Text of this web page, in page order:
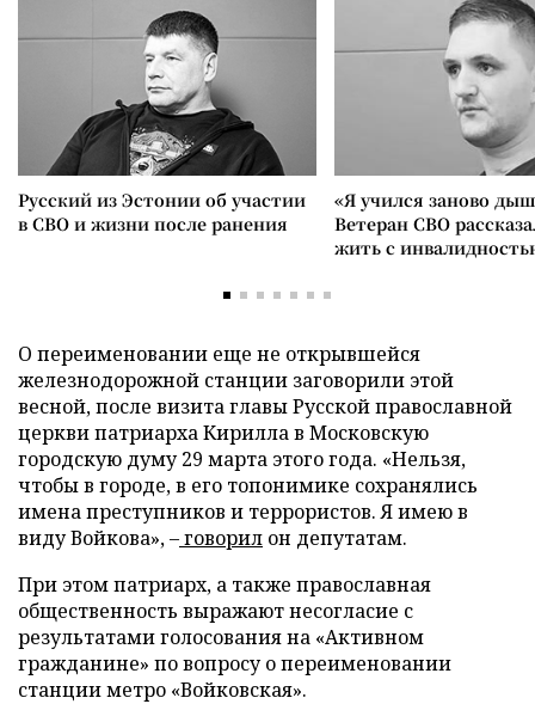
Русский из Эстонии об участии
в СВО и жизни после ранения
«Я учился заново
Ветеран СВО
жить с
О переименовании еще не открывшейся
железнодорожной станции заговорили этой
весной, после визита главы Русской православной
церкви патриарха Кирилла в Московскую
городскую думу 29 марта этого года. «Нельзя,
чтобы в городе, в его топонимике сохранялись
имена преступников и террористов. Я имею в
виду Войкова», –говорил он депутатам.
При этом патриарх, а также православная
общественность выражают несогласие с
результатами голосования на «Активном
гражданине» по вопросу о переименовании
станции метро «Войковская».